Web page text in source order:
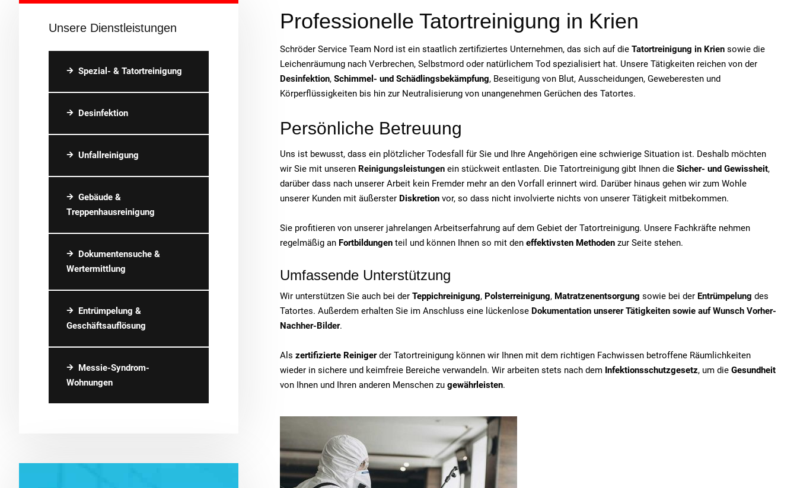
Unsere Dienstleistungen
Spezial- & Tatortreinigung
Desinfektion
Unfallreinigung
Gebäude &
Treppenhausreinigung
Dokumentensuche &
Wertermittlung
Entrümpelung &
Geschäftsauflösung
Messie-Syndrom-
Wohnungen
Professionelle Tatortreinigung in Krien
Schröder Service Team Nord ist ein staatlich zertifiziertes Unternehmen, das sich auf die Tatortreinigung in Krien sowie die
Leichenräumung nach Verbrechen, Selbstmord oder natürlichem Tod spezialisiert hat. Unsere Tätigkeiten reichen von der
Desinfektion, Schimmel- und Schädlingsbekämpfung, Beseitigung von Blut, Ausscheidungen, Geweberesten und
Körperflüssigkeiten bis hin zur Neutralisierung von unangenehmen Gerüchen des Tatortes.
Persönliche Betreuung
Uns ist bewusst, dass ein plötzlicher Todesfall für Sie und Ihre Angehörigen eine schwierige Situation ist. Deshalb möchten
wir Sie mit unseren Reinigungsleistungen ein stückweit entlasten. Die Tatortreinigung gibt Ihnen die Sicher- und Gewissheit,
darüber dass nach unserer Arbeit kein Fremder mehr an den Vorfall erinnert wird. Darüber hinaus gehen wir zum Wohle
unserer Kunden mit äußerster Diskretion vor, so dass nicht involvierte nichts von unserer Tätigkeit mitbekommen.
Sie profitieren von unserer jahrelangen Arbeitserfahrung auf dem Gebiet der Tatortreinigung. Unsere Fachkräfte nehmen
regelmäßig an Fortbildungen teil und können Ihnen so mit den effektivsten Methoden zur Seite stehen.
Umfassende Unterstützung
Wir unterstützen Sie auch bei der Teppichreinigung, Polsterreinigung, Matratzenentsorgung sowie bei der Entrümpelung des
Tatortes. Außerdem erhalten Sie im Anschluss eine lückenlose Dokumentation unserer Tätigkeiten sowie auf Wunsch Vorher-
Nachher-Bilder.
Als zertifizierte Reinigerder Tatortreinigung können wir Ihnen mit dem richtigen Fachwissen betroffene Räumlichkeiten
wieder in sichere und keimfreie Bereiche verwandeln. Wir arbeiten stets nach dem Infektionsschutzgesetz, um die Gesundheit
von Ihnen und Ihren anderen Menschen zu gewährleisten.